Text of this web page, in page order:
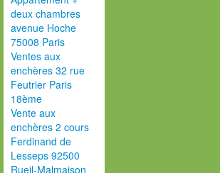
deux chambres
avenue Hoche
75008 Paris
Ventes aux
enchères 32 rue
Feutrier Paris
18ème
Vente aux
enchères 2 cours
Ferdinand de
Lesseps 92500
Rueil-Malmaison